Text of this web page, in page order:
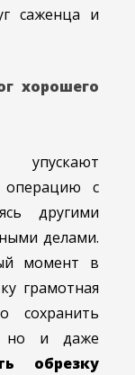
саженца и
хорошего
упускают
операцию с
другими
делами.
момент в
грамотная
сохранить
но и даже
обрезку